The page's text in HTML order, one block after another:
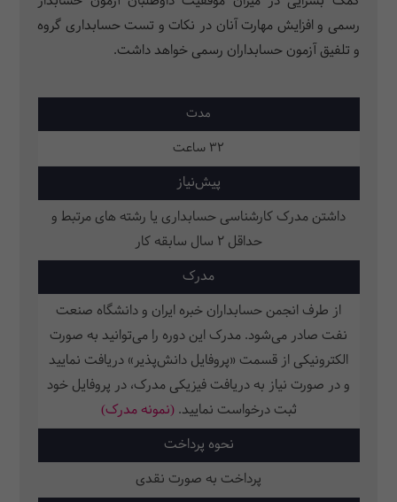
رسمی و افزایش مهارت آنان در نکات و تست حسابداری گروه
و تلفیق آزمون حسابداران رسمی خواهد داشت.
مدت
32 ساعت
پیش‌نیاز
داشتن مدرک کارشناسی حسابداری یا رشته های مرتبط و
حداقل 2 سال سابقه کار
مدرک
از طرف انجمن حسابداران خبره ایران و دانشگاه صنعت
نفت صادر می‌شود. مدرک این دوره را می‌توانید به صورت
الکترونیکی از قسمت «پروفایل دانش‌پذیر» دریافت نمایید
و در صورت نیاز به دریافت فیزیکی مدرک، در پروفایل خود
ثبت‌ درخواست نمایید.(نمونه مدرک)
نحوه پرداخت
پرداخت به صورت نقدی